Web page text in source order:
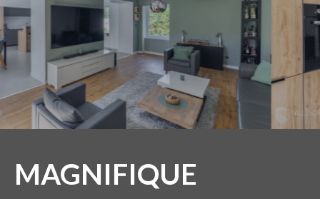
MAGNIFIQUE